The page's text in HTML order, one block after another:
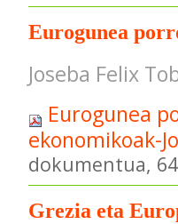
Eurogunea
Joseba Felix
Eurogunea
ekonomikoak-
dokumentua,
Grezia eta